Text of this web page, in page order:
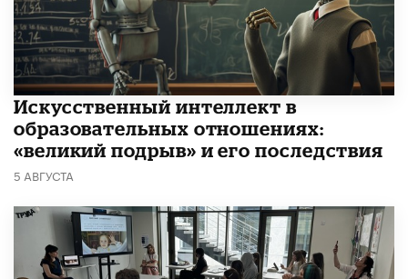
​Искусственный интеллект в
образовательных отношениях:
«великий подрыв» и его последствия
5 АВГУСТА